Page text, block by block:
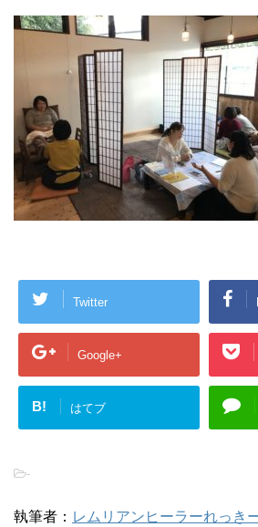
Twitter
Google+
B! はてブ
-
執筆者： レムリアンヒーラーれっき